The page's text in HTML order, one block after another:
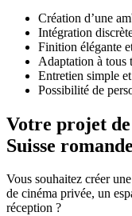
Création d’une
Intégration
Finition élégante
Adaptation à tous
Entretien simple
Possibilité de
Votre projet
Suisse romande
Vous souhaitez créer
de cinéma privée, un
réception ?